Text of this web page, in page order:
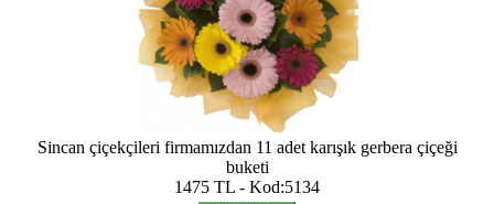
Sincan çiçekçileri firmamızdan 11 adet karışık gerbera çiçeği
buketi
1475 TL - Kod:5134